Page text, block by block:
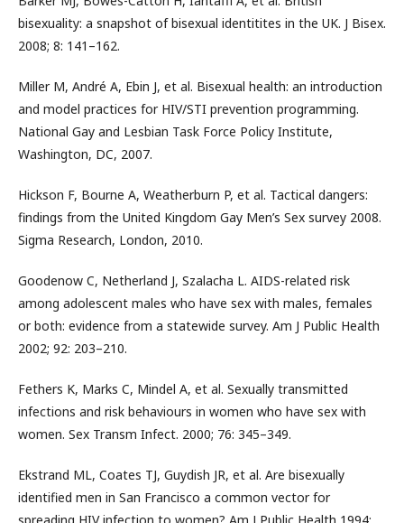
bisexuality: a snapshot of bisexual identitites in the UK. J Bisex.
2008; 8: 141–162.
Miller M, André A, Ebin J, et al. Bisexual health: an introduction
and model practices for HIV/STI prevention programming.
National Gay and Lesbian Task Force Policy Institute,
Washington, DC, 2007.
Hickson F, Bourne A, Weatherburn P, et al. Tactical dangers:
findings from the United Kingdom Gay Men’s Sex survey 2008.
Sigma Research, London, 2010.
Goodenow C, Netherland J, Szalacha L. AIDS-related risk
among adolescent males who have sex with males, females
or both: evidence from a statewide survey. Am J Public Health
2002; 92: 203–210.
Fethers K, Marks C, Mindel A, et al. Sexually transmitted
infections and risk behaviours in women who have sex with
women. Sex Transm Infect. 2000; 76: 345–349.
Ekstrand ML, Coates TJ, Guydish JR, et al. Are bisexually
identified men in San Francisco a common vector for